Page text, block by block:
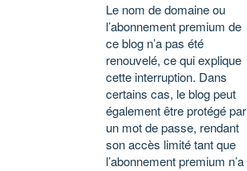
Le nom de domaine ou
l’abonnement premium de
ce blog n’a pas été
renouvelé, ce qui explique
cette interruption. Dans
certains cas, le blog peut
également être protégé par
un mot de passe, rendant
son accès limité tant que
l’abonnement premium n’a